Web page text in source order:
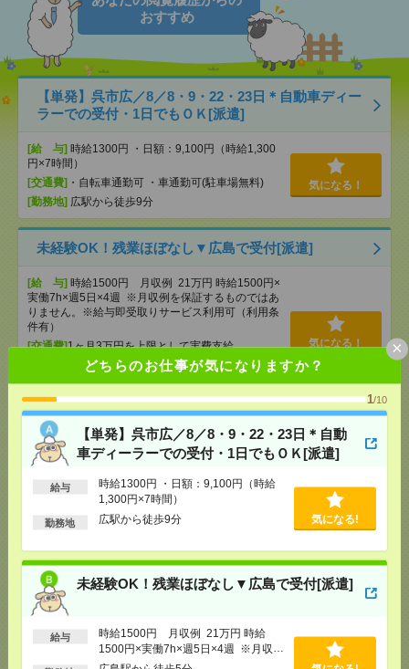
どちらのお仕事が気になりますか？
1/10
【単発】呉市広／8／8・9・22・23日＊自動
車ディーラーでの受付・1日でもＯＫ[派遣]
給与
時給1300円 ・日額：9,100円（時給
1,300円×7時間）
勤務地 広駅から徒歩9分 気になる!
未経験OK！残業ほぼなし▼広島で受付[派遣]
給与
時給1500円 月収例 21万円 時給
1500円×実働7h×週5日×4週 ※月収例
を保証するものではありません。※給
×
おすすめ
【単発】呉市広／8／8・9・22・23日＊自動車ディー
ラーでの受付・1日でもＯＫ[派遣]
[給 与] 時給1300円 ・日額：9,100円（時給1,300
円×7時間）
[交通費] ・自転車通勤可 ・車通勤可(駐車場無料)
[勤務地] 広駅から徒歩9分
気になる！
未経験OK！残業ほぼなし▼広島で受付[派遣]
[給 与] 時給1500円 月収例 21万円 時給1500円×
実働7h×週5日×4週 ※月収例を保証するものではあ
りません。※給与即受取りサービス利用可（利用条
件有）
[交通費]1ヶ月3万円を上限として実費支給
20～25万円
[勤務地]広島駅から徒歩5分
気になる！
未経験OK！残業ほぼなし▼広島駅での受付[派遣]
[給 与]時給1400円 月収例 21万円 時給1400円×
実働7h30m×週5日×4週+残業5h ※月収例を保証す
るものではありません。※給与即受取りサービス利
[交通費]1ヶ月3万円を上限として実費支給
[月収例]20～25万円
[勤務地]広島駅駅から徒歩1分
気になる！
無資格未経験WワークOK！NPO法人スタッフ日常生
活アシスタント 日勤募集（広島県広島市佐伯区坪
井）[アルバイト]